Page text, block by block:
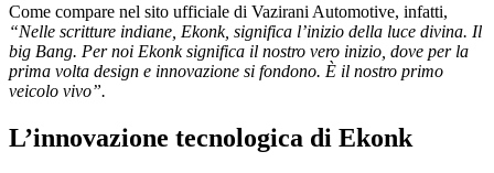
Come compare nel sito ufficiale di Vazirani Automotive, infatti,
“Nelle scritture indiane, Ekonk, significa l’inizio della luce divina. Il
big Bang. Per noi Ekonk significa il nostro vero inizio, dove per la
prima volta design e innovazione si fondono. È il nostro primo
veicolo vivo”.
L’innovazione tecnologica di Ekonk